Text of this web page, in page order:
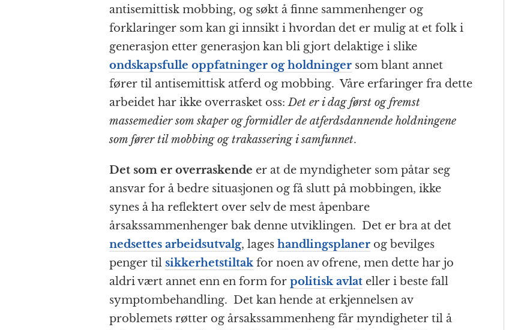
antisemittisk mobbing, og søkt å finne sammenhenger og
forklaringer som kan gi innsikt i hvordan det er mulig at et folk i
generasjon etter generasjon kan bli gjort delaktige i slike
ondskapsfulle oppfatninger og holdninger som blant annet
fører til antisemittisk atferd og mobbing. Våre erfaringer fra dette
arbeidet har ikke overrasket oss:Det er i dag først og fremst
massemedier som skaper og formidler de atferdsdannende holdningene
som fører til mobbing og trakassering i samfunnet.
Det som er overraskende er at de myndigheter som påtar seg
ansvar for å bedre situasjonen og få slutt på mobbingen, ikke
synes å ha reflektert over selv de mest åpenbare
årsakssammenhenger bak denne utviklingen. Det er bra at det
nedsettes arbeidsutvalg, lages handlingsplaner og bevilges
penger til sikkerhetstiltak for noen av ofrene, men dette har jo
aldri vært annet enn en form for politisk avlat eller i beste fall
symptombehandling. Det kan hende at erkjennelsen av
problemets røtter og årsakssammenheng får myndigheter til å